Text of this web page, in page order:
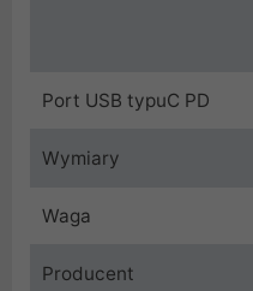
Port USB typuC PD
Wymiary
Waga
Producent